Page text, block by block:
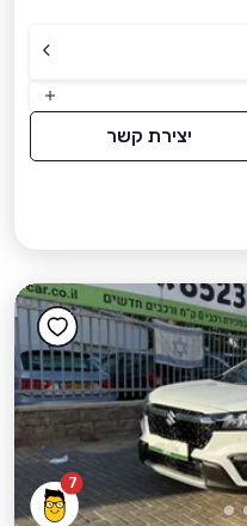
יצירת קשר
7